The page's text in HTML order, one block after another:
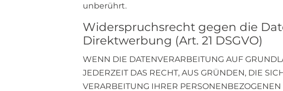
unberührt.
Widerspruchsrecht gegen die
Direktwerbung (Art. 21 DSGVO)
WENN DIE DATENVERARBEITUNG AUF
JEDERZEIT DAS RECHT, AUS GRÜNDEN, DIE
VERARBEITUNG IHRER